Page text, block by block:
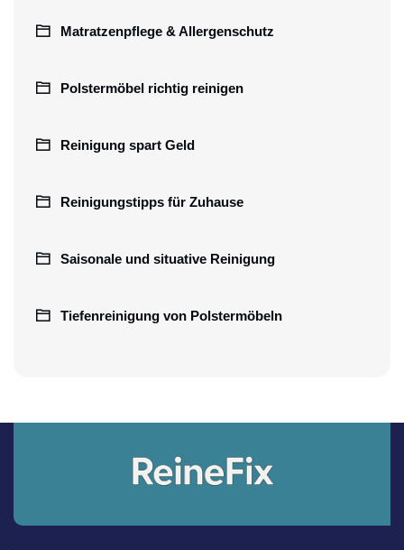
Matratzenpflege & Allergenschutz
Polstermöbel richtig reinigen
Reinigung spart Geld
Reinigungstipps für Zuhause
Saisonale und situative Reinigung
Tiefenreinigung von Polstermöbeln